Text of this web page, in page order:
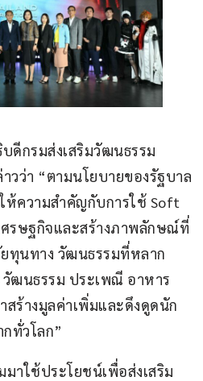
บดีกรมส่งเสริมวัฒนธรรม
วว่า “ตามนโยบายของรัฐบาล
ห้ความสำคัญกับการใช้ Soft
ศรษฐกิจและสร้างภาพลักษณ์ที่
ทุนทาง วัฒนธรรมที่หลาก
ฒนธรรม ประเพณี อาหาร
ร้างมูลค่าเพิ่มและดึงดูดนัก
ทั่วโลก”
าใช้ประโยชน์เพื่อส่งเสริม